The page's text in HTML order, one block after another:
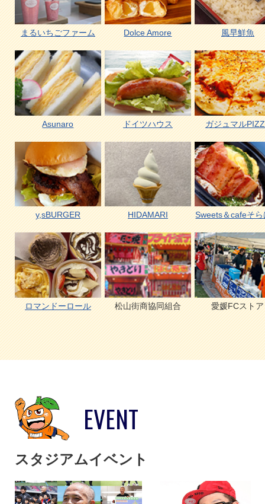
まるいちごファーム Dolce Amore 風早鮮魚
Asunaro ドイツハウス ガジュマル
y,sBURGER HIDAMARI Sweets＆cafeそ
ロマンドーロール 松山街商協同組合 愛媛FCストア
EVENT
スタジアムイベント